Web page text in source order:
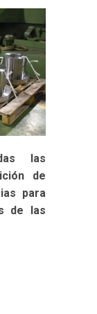
las
de
para
de las